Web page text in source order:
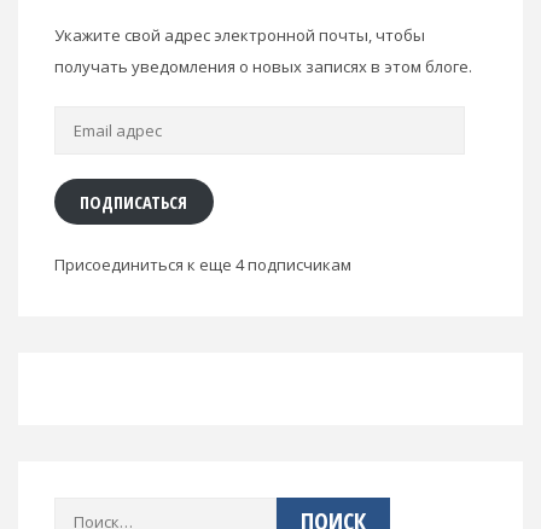
Укажите свой адрес электронной почты, чтобы
получать уведомления о новых записях в этом блоге.
Email
ПОДПИСАТЬСЯ
Присоединиться к еще 4 подписчикам